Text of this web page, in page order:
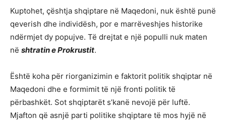
Kuptohet, çështja shqiptare në Maqedoni, nuk është punë
qeverish dhe individësh, por e marrëveshjes historike
ndërmjet dy popujve. Të drejtat e një populli nuk maten
në shtratin e Prokrustit.
Është koha për riorganizimin e faktorit politik shqiptar në
Maqedoni dhe e formimit të një fronti politik të
përbashkët. Sot shqiptarët s’kanë nevojë për luftë.
Mjafton që asnjë parti politike shqiptare të mos hyjë në